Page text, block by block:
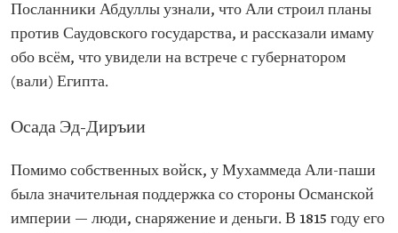
Посланники Абдуллы узнали, что Али строил планы
против Саудовского государства, и рассказали имаму
обо всём, что увидели на встрече с губернатором
(вали) Египта.
Осада Эд-Диръии
Помимо собственных войск, у Мухаммеда Али-паши
была значительная поддержка со стороны Османской
империи — люди, снаряжение и деньги. В 1815 году его